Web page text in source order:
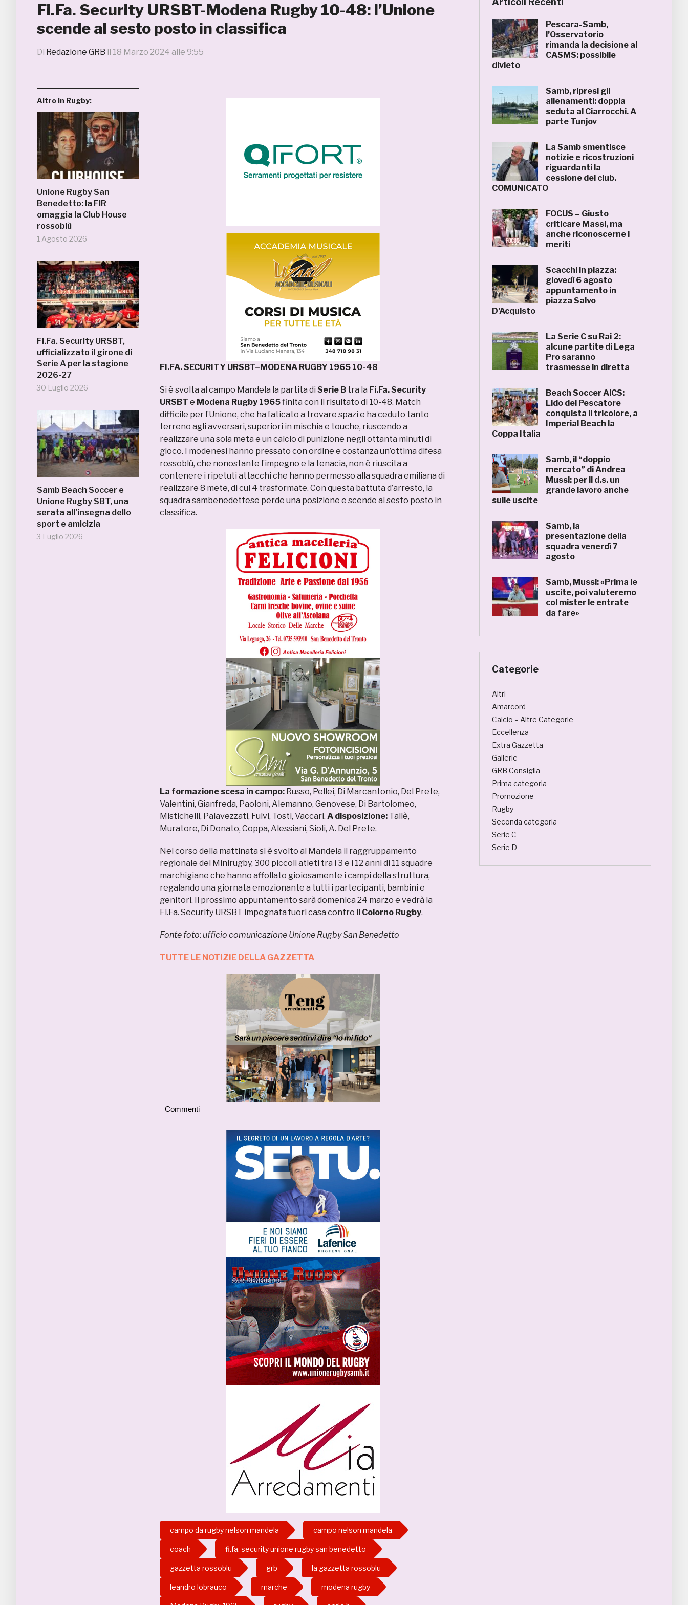
Fi.Fa. Security URSBT-Modena Rugby 10-48: l’Unione
scende al sesto posto in classifica
Di Redazione GRB il 18 Marzo 2024 alle 9:55
Altro in Rugby:
Unione Rugby San
Benedetto: la FIR
omaggia la Club House
rossoblù
1 Agosto 2026
Fi.Fa. Security URSBT,
ufficializzato il girone di
Serie A per la stagione
2026-27
30 Luglio 2026
Samb Beach Soccer e
Unione Rugby SBT, una
serata all’insegna dello
sport e amicizia
3 Luglio 2026
FI.FA. SECURITY URSBT–MODENA RUGBY 1965 10-48
Si è svolta al campo Mandela la partita di Serie B tra la Fi.Fa. Security
URSBT e Modena Rugby 1965finita con il risultato di 10-48. Match
difficile per l’Unione, che ha faticato a trovare spazi e ha ceduto tanto
terreno agli avversari, superiori in mischia e touche, riuscendo a
realizzare una sola meta e un calcio di punizione negli ottanta minuti di
gioco. I modenesi hanno pressato con ordine e costanza un’ottima difesa
rossoblù, che nonostante l’impegno e la tenacia, non è riuscita a
contenere i ripetuti attacchi che hanno permesso alla squadra emiliana di
realizzare 8 mete, di cui 4 trasformate. Con questa battuta d’arresto, la
squadra sambenedettese perde una posizione e scende al sesto posto in
classifica.
La formazione scesa in campo: Russo, Pellei, Di Marcantonio, Del Prete,
Valentini, Gianfreda, Paoloni, Alemanno, Genovese, Di Bartolomeo,
Mistichelli, Palavezzati, Fulvi, Tosti, Vaccari. A disposizione: Tallè,
Muratore, Di Donato, Coppa, Alessiani, Sioli, A. Del Prete.
Nel corso della mattinata si è svolto al Mandela il raggruppamento
regionale del Minirugby, 300 piccoli atleti tra i 3 e i 12 anni di 11 squadre
marchigiane che hanno affollato gioiosamente i campi della struttura,
regalando una giornata emozionante a tutti i partecipanti, bambini e
genitori. Il prossimo appuntamento sarà domenica 24 marzo e vedrà la
Fi.Fa. Security URSBT impegnata fuori casa contro il Colorno Rugby.
Fonte foto: ufficio comunicazione Unione Rugby San Benedetto
TUTTE LE NOTIZIE DELLA GAZZETTA
Commenti
campo da rugby nelson mandela campo nelson mandela
coach fi.fa. security unione rugby san benedetto
gazzetta rossoblu grb la gazzetta rossoblu
leandro lobrauco marche modena rugby
Pescara-Samb,
l’Osservatorio
rimanda la decisione al
CASMS: possibile
divieto
Samb, ripresi gli
allenamenti: doppia
seduta al Ciarrocchi. A
parte Tunjov
La Samb smentisce
notizie e ricostruzioni
riguardanti la
cessione del club.
COMUNICATO
FOCUS – Giusto
criticare Massi, ma
anche riconoscerne i
meriti
Scacchi in piazza:
giovedì 6 agosto
appuntamento in
piazza Salvo
D’Acquisto
La Serie C su Rai 2:
alcune partite di Lega
Pro saranno
trasmesse in diretta
Beach Soccer AiCS:
Lido del Pescatore
conquista il tricolore, a
Imperial Beach la
Coppa Italia
Samb, il “doppio
mercato” di Andrea
Mussi: per il d.s. un
grande lavoro anche
sulle uscite
Samb, la
presentazione della
squadra venerdì 7
agosto
Samb, Mussi: «Prima le
uscite, poi valuteremo
col mister le entrate
da fare»
Categorie
Altri
Amarcord
Calcio – Altre Categorie
Eccellenza
Extra Gazzetta
Gallerie
GRB Consiglia
Prima categoria
Promozione
Rugby
Seconda categoria
Serie C
Serie D